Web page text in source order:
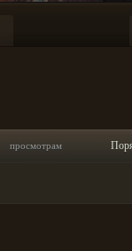
просмотрам